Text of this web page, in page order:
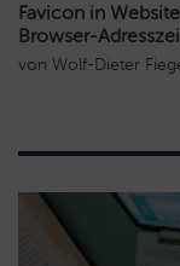
Favicon in
Browser-
von Wolf-Dieter